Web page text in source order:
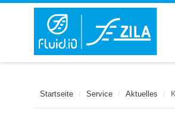
Startseite / Service / Aktuelles /